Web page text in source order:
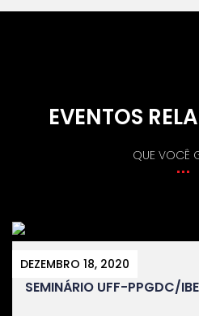
EVENTOS
QUE VOCÊ
DEZEMBRO 18, 2020
SEMINÁRIO UFF-PPGDC/